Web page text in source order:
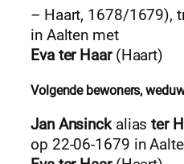
– Haart, 1678/1679),
in Aalten met
Eva ter Haar(Haart)
Volgende bewoners,
Jan Ansinckaliaster
op 22-06-1679 in